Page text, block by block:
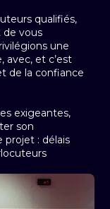
qualifiés,
de vous
une
avec, et c’est
de la confiance
exigeantes,
son
projet : délais